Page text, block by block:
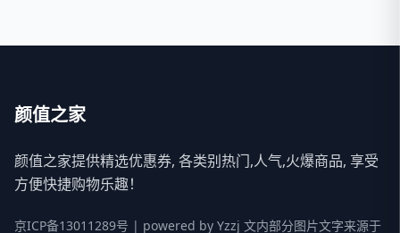
颜值之家
颜值之家提供精选优惠券, 各类别热门,人气,火爆商品, 享受
方便快捷购物乐趣！
京ICP备13011289号 | powered by Yzzj 文内部分图片文字来源于